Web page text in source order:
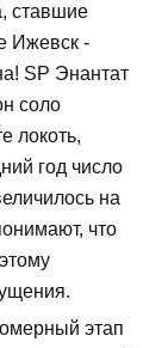
ставшие
Ижевск -
SP Энантат
соло
локоть,
год число
на
что
этап